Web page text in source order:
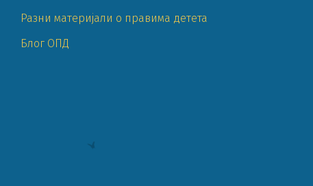
Разни материјали о правима детета
Блог ОПД